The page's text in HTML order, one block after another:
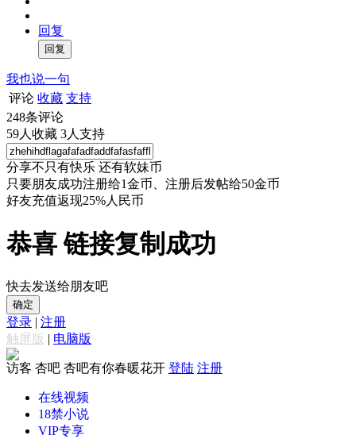
回复
我也说一句
评论 收藏 支持
248条评论
59人收藏 3人支持
分享不只有快乐 还有软妹币
只要朋友成功注册给1金币、注册后发帖给50金币
好友充值返现25%人民币
恭喜 链接复制成功
快去发送给朋友吧
确定
登录 | 注册
触屏版 | 电脑版
访客 杏吧 杏吧有你春暖花开 登陆 注册
在线视频
18禁小说
VIP专享